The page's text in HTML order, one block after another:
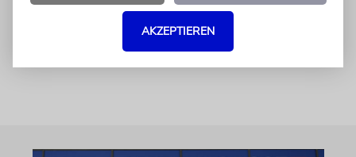
Kontrolle geraten und die öffentliche Ordnung
außer Kraft gesetzt werden kann.
AKZEPTIEREN